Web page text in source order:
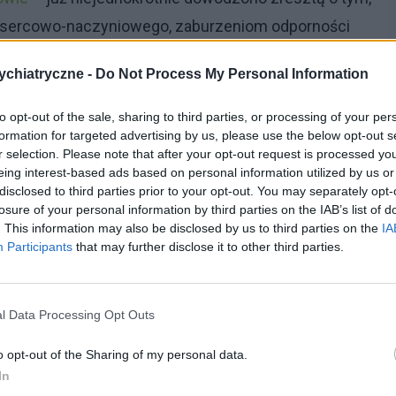
- Do Not Process My Personal Information
opt-out of the sale, sharing to third parties, or processing of your
for targeted advertising by us, please use the below opt-out
selection. Please note that after your opt-out request is processed
interest-based ads based on personal information utilized by us
to third parties prior to your opt-out. You may separately
of your personal information by third parties on the IAB’s list of
This information may also be disclosed by us to third parties on the
Participants that may further disclose it to other third parties.
Data Processing Opt Outs
opt-out of the Sharing of my personal data.
naczyniowego, zaburzeniom odporności
zwiększone ryzyko występowania różnych
Wciąż jednak różni uczeni podejmują
może być negatywny wpływzaburzeń snuna
badań podjęli się uczeni z University of Arizona.
przyglądali się temu, jaki jest związek pomiędzy
tętniczego krwi. Swoje analizy prowadzili w
70 lat i u których przed rozpoczęciem badań nie
sercowo-naczyniowego. Badani, przez 2
45 minut ciśnienie tętnicze krwi. Poza aparaturą
badania nosili również przypominające zegarki
ruchowej pacjentów podczas nocy (miało